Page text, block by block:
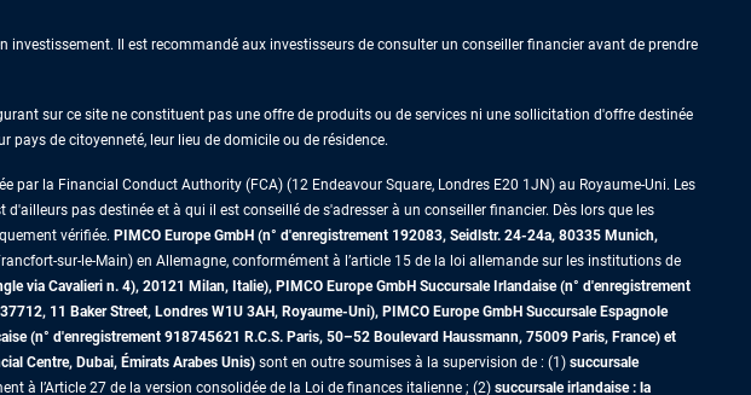
Il est recommandé aux investisseurs de consulter un conseiller financier avant de prendre
sur ce site ne constituent pas une offre de produits ou de services ni une sollicitation d'offre destinée
pays de citoyenneté, leur lieu de domicile ou de résidence.
par la Financial Conduct Authority (FCA) (12 Endeavour Square, Londres E20 1JN) au Royaume-Uni. Les
pas destinée et à qui il est conseillé de s'adresser à un conseiller financier. Dès lors que les
vérifiée. PIMCO Europe GmbH (n° d'enregistrement 192083, Seidlstr. 24-24a, 80335 Munich,
sur-le-Main) en Allemagne, conformément à l’article 15 de la loi allemande sur les institutions de
via Cavalieri n. 4), 20121 Milan, Italie), PIMCO Europe GmbH Succursale Irlandaise (n° d'enregistrement
11 Baker Street, Londres W1U 3AH, Royaume-Uni), PIMCO Europe GmbH Succursale Espagnole
(n° d'enregistrement 918745621 R.C.S. Paris, 50–52 Boulevard Haussmann, 75009 Paris, France) et
Centre, Dubai, Émirats Arabes Unis) sont en outre soumises à la supervision de : (1) succursale
à l’Article 27 de la version consolidée de la Loi de finances italienne ; (2) succursale irlandaise : la